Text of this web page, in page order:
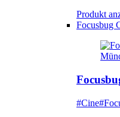
Produkt
Focusbug
#Cine